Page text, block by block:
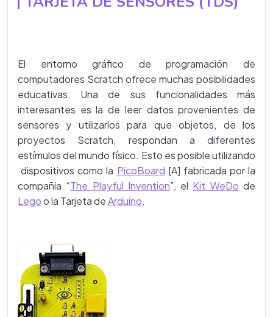
El entorno gráfico de programación de
computadores Scratch ofrece muchas posibilidades
educativas. Una de sus funcionalidades más
interesantes es la de leer datos provenientes de
sensores y utilizarlos para que objetos, de los
proyectos Scratch, respondan a diferentes
estímulos del mundo físico. Esto es posible utilizando
dispositivos como la PicoBoard [A] fabricada por la
compañía “The Playful Invention”, el Kit WeDo de
Legoo la Tarjeta deArduino.